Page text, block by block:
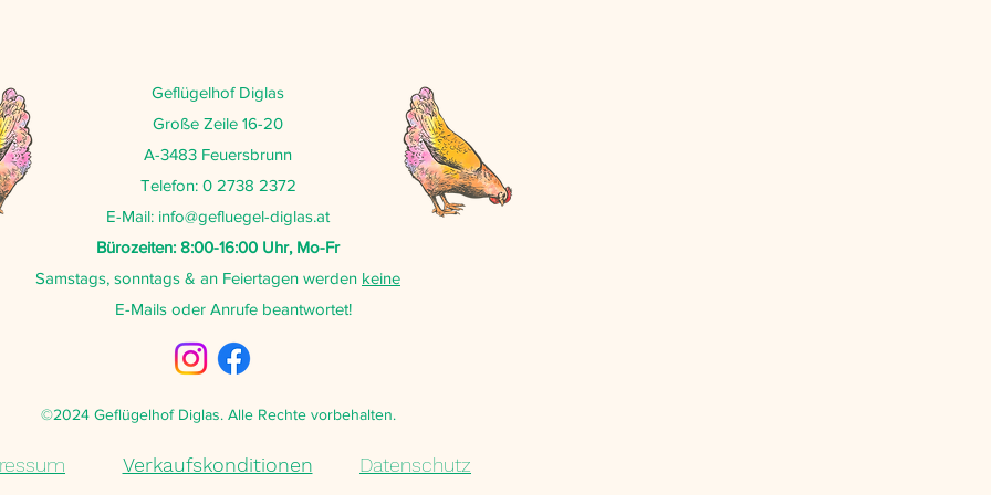
Geflügelhof Diglas
Große Zeile 16-20
A-3483 Feuersbrunn
Telefon: 0 2738 2372
E-Mail: info@gefluegel-diglas.at
Bürozeiten: 8:00-16:00 Uhr, Mo-Fr
Samstags, sonntags & an Feiertagen werden keine
E-Mails oder Anrufe beantwortet!
©2024 Geflügelhof Diglas. Alle Rechte vorbehalten.
Verkaufskonditionen Datenschutz